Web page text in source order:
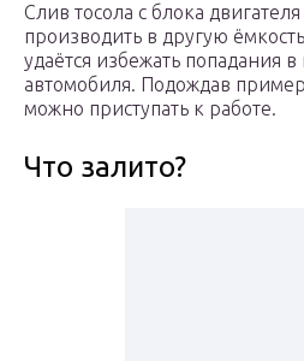
Слив тосола с блока
производить в другую
удаётся избежать попадания в
автомобиля. Подождав
можно приступать к работе.
Что залито?